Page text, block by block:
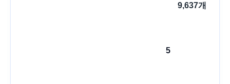
9,637개
5